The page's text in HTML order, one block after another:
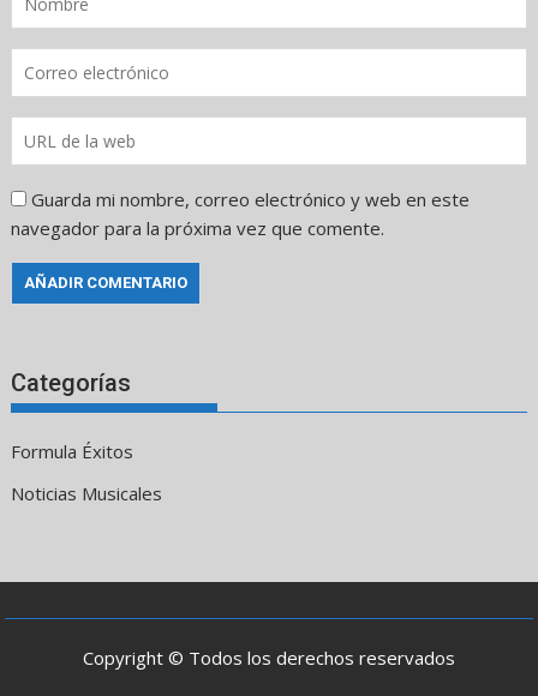
Guarda mi nombre, correo electrónico y web en este
navegador para la próxima vez que comente.
Categorías
Formula Éxitos
Noticias Musicales
Copyright © Todos los derechos reservados